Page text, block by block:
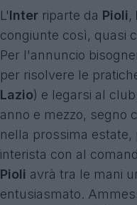
L'Inter riparte da Pioli,
congiunte così, quasi
Per l'annuncio
per risolvere le
Lazio) e legarsi al
anno e mezzo, segno
nella prossima
interista con al
Pioli avrà tra le mani
entusiasmato.